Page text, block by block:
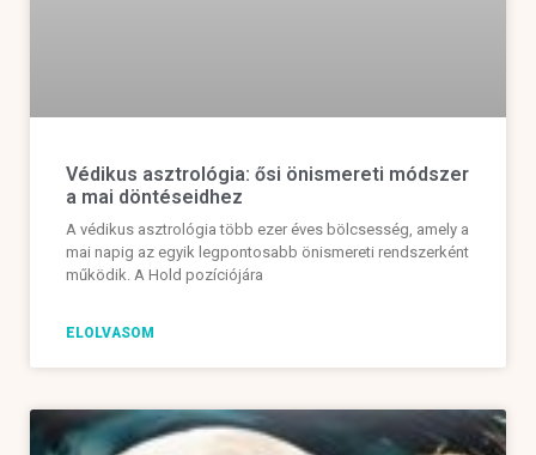
Védikus asztrológia: ősi önismereti módszer
a mai döntéseidhez
A védikus asztrológia több ezer éves bölcsesség, amely a
mai napig az egyik legpontosabb önismereti rendszerként
működik. A Hold pozíciójára
ELOLVASOM